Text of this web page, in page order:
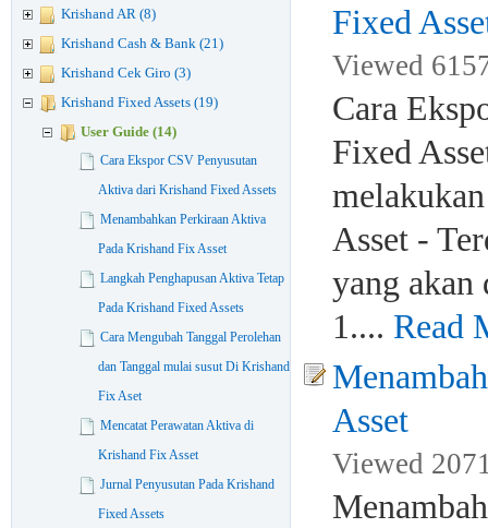
Krishand AR (8)
Krishand Cash & Bank (21)
Krishand Cek Giro (3)
Krishand Fixed Assets (19)
User Guide (14)
Cara Ekspor CSV Penyusutan
Aktiva dari Krishand Fixed Assets
Menambahkan Perkiraan Aktiva
Pada Krishand Fix Asset
Langkah Penghapusan Aktiva Tetap
Pada Krishand Fixed Assets
Cara Mengubah Tanggal Perolehan
dan Tanggal mulai susut Di Krishand
Fix Aset
Mencatat Perawatan Aktiva di
Krishand Fix Asset
Jurnal Penyusutan Pada Krishand
Fixed Assets
Fixed
Viewed
Cara
Fixed
Asset -
yang
1.... Read
Asset
Viewed